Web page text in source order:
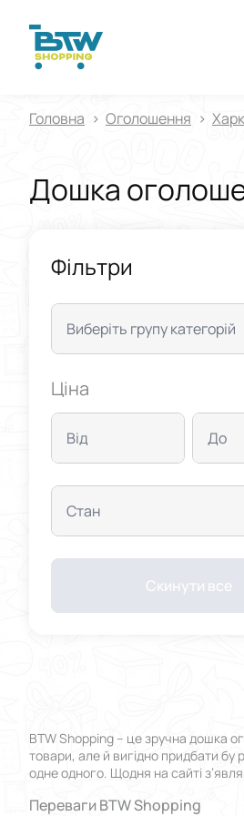
Головна Оголошення
Дошка
Фільтри
Виберіть групу категорій
Ціна
Від До
Стан
Скинути все
BTW Shopping – це зручна дошка
товари, але й вигідно придбати бу
одне одного. Щодня на сайті
Переваги BTW Shopping